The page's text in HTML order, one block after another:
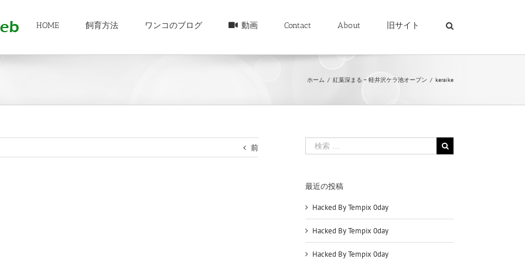
HOME 飼育方法 ワンコのブログ 動画 Contact About 旧サイト
ホーム / 紅葉深まる – 軽井沢ケラ池オープン / keraike
前
索
最近の投稿
Hacked By Tempix 0day
Hacked By Tempix 0day
Hacked By Tempix 0day